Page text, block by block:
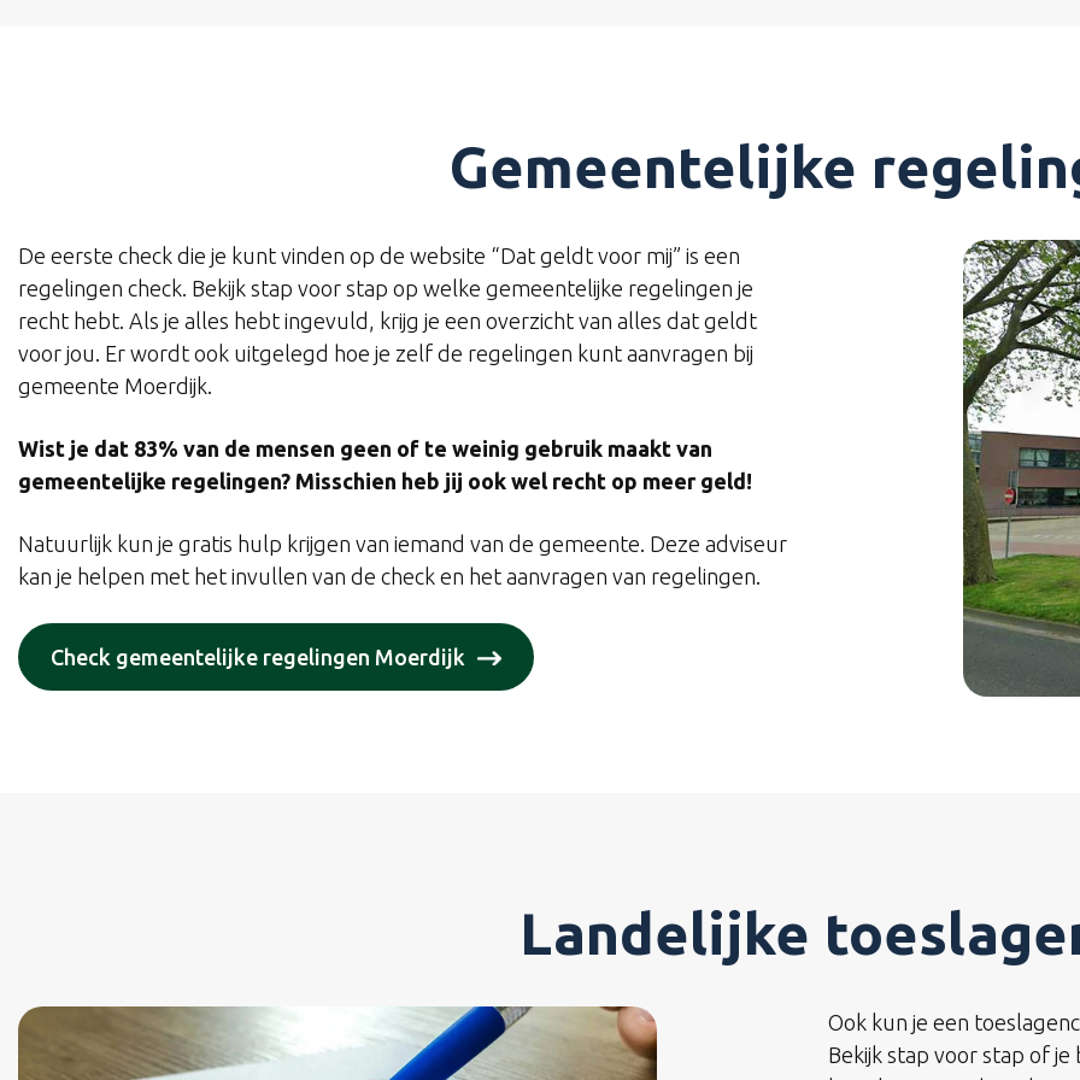
Gemeentelijke
De eerste check die je kunt vinden op de website “Dat geldt voor mij” is een
regelingen check. Bekijk stap voor stap op welke gemeentelijke regelingen je
recht hebt. Als je alles hebt ingevuld, krijg je een overzicht van alles dat geldt
voor jou. Er wordt ook uitgelegd hoe je zelf de regelingen kunt aanvragen bij
gemeente Moerdijk.
Wist je dat 83% van de mensen geen of te weinig gebruik maakt van
gemeentelijke regelingen? Misschien heb jij ook wel recht op meer geld!
Natuurlijk kun je gratis hulp krijgen van iemand van de gemeente. Deze adviseur
kan je helpen met het invullen van de check en het aanvragen van regelingen.
Check gemeentelijke regelingen Moerdijk
Landelijke
Ook kun je een
Bekijk stap voor stap of